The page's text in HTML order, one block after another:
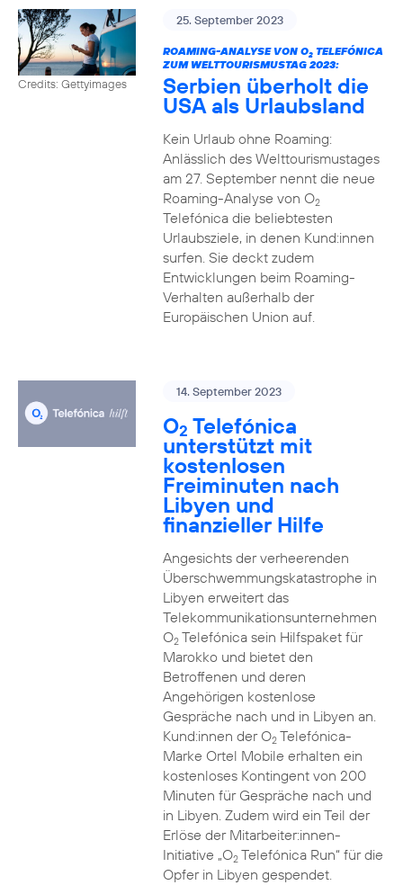
Credits: Gettyimages
25. September 2023
ROAMING-ANALYSE VON O2TELEFÓNICA
ZUM WELTTOURISMUSTAG 2023:
Serbien überholt die
USA als Urlaubsland
Kein Urlaub ohne Roaming:
Anlässlich des Welttourismustages
am 27. September nennt die neue
Roaming-Analyse von O2
Telefónica die beliebtesten
Urlaubsziele, in denen Kund:innen
surfen. Sie deckt zudem
Entwicklungen beim Roaming-
Verhalten außerhalb der
Europäischen Union auf.
14. September 2023
O2 Telefónica
unterstützt mit
kostenlosen
Freiminuten nach
Libyen und
finanzieller Hilfe
Angesichts der verheerenden
Überschwemmungskatastrophe in
Libyen erweitert das
Telekommunikationsunternehmen
O2Telefónica sein Hilfspaket für
Marokko und bietet den
Betroffenen und deren
Angehörigen kostenlose
Gespräche nach und in Libyen an.
Kund:innen der O2Telefónica-
Marke Ortel Mobile erhalten ein
kostenloses Kontingent von 200
Minuten für Gespräche nach und
in Libyen. Zudem wird ein Teil der
Erlöse der Mitarbeiter:innen-
Initiative „O2Telefónica Run“ für die
Opfer in Libyen gespendet.